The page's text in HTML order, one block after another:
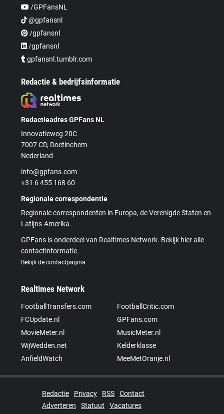
/GPFansNL
@gpfansnl
/gpfansnl
/gpfansnl
gpfansnl.tumblr.com
Redactie & bedrijfsinformatie
Redactieadres GPFans NL
Innovatieweg 20C
7007 CD, Doetinchem
Nederland
info@gpfans.com
+31 6 455 168 60
Regionale correspondentie
Regionale correspondenten in Europa, de Verenigde Staten en
Latijns-Amerika.
GPFans is onderdeel van Realtimes Network. Bekijk hier alle
contactinformatie.
Bekijk de contactpagina
Realtimes Network
FootballTransfers.com
FootballCritic.com
FCUpdate.nl
GPFans.com
MovieMeter.nl
MusicMeter.nl
WijWedden.net
Kelderklasse
AnfieldWatch
MeeMetOranje.nl
Redactie Privacy RSS
Contact
Adverteren
Statuut
Vacatures